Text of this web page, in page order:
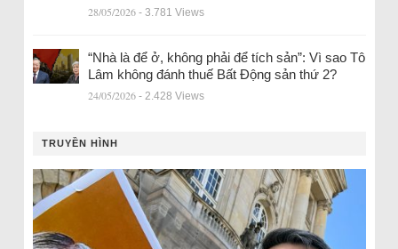
28/05/2026 - 3.781 Views
“Nhà là để ở, không phải để tích sản”: Vì sao Tô
Lâm không đánh thuế Bất Động sản thứ 2?
24/05/2026 - 2.428 Views
TRUYỀN HÌNH